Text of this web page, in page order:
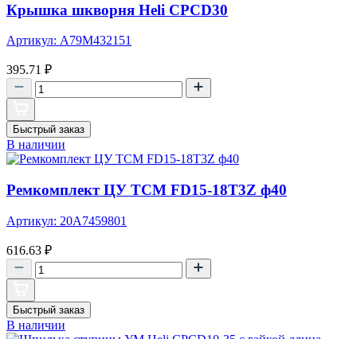
Крышка шкворня Heli CPCD30
Артикул: A79M432151
395.71 ₽
Быстрый заказ
В наличии
Ремкомплект ЦУ TCM FD15-18T3Z ф40
Артикул: 20A7459801
616.63 ₽
Быстрый заказ
В наличии